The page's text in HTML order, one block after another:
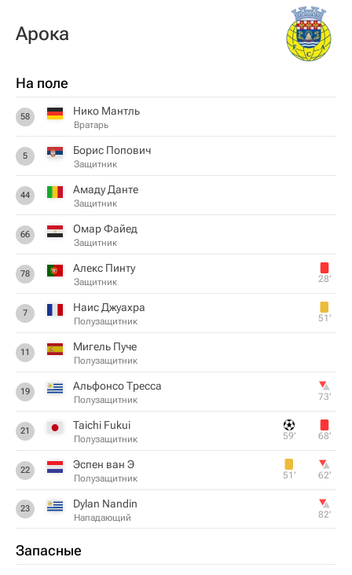
Арока
На поле
58 Нико Мантль
Вратарь
5 Борис Попович
Защитник
44 Амаду Данте
Защитник
66 Омар Файед
Защитник
78 Алекс Пинту
Защитник 28‎’‎
7 Наис Джуахра
Полузащитник 51‎’‎
11 Мигель Пуче
Полузащитник
19 Альфонсо Тресса
Полузащитник 73‎’‎
21 Taichi Fukui
Полузащитник 59‎’‎ 68‎’‎
22 Эспен ван Э
Полузащитник 51‎’‎ 62‎’‎
23 Dylan Nandin
Нападающий 82‎’‎
Запасные